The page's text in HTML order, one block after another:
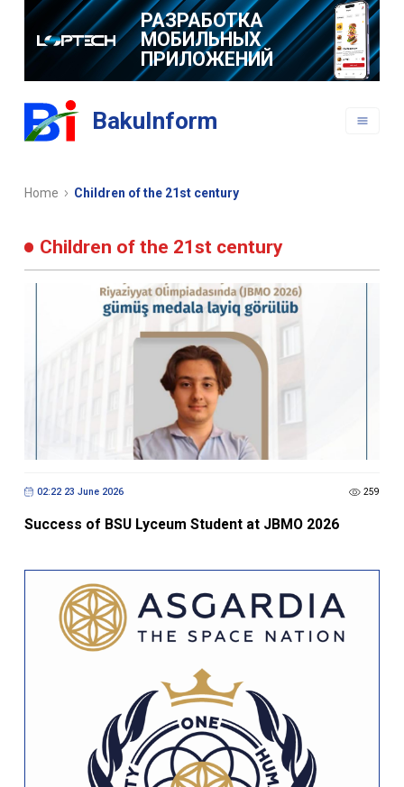
РАЗРАБОТКА
МОБИЛЬНЫХ
ПРИЛОЖЕНИЙ
BakuInform
Home Children of the 21st century
Children of the 21st century
02:22 23 June 2026 259
Success of BSU Lyceum Student at JBMO 2026